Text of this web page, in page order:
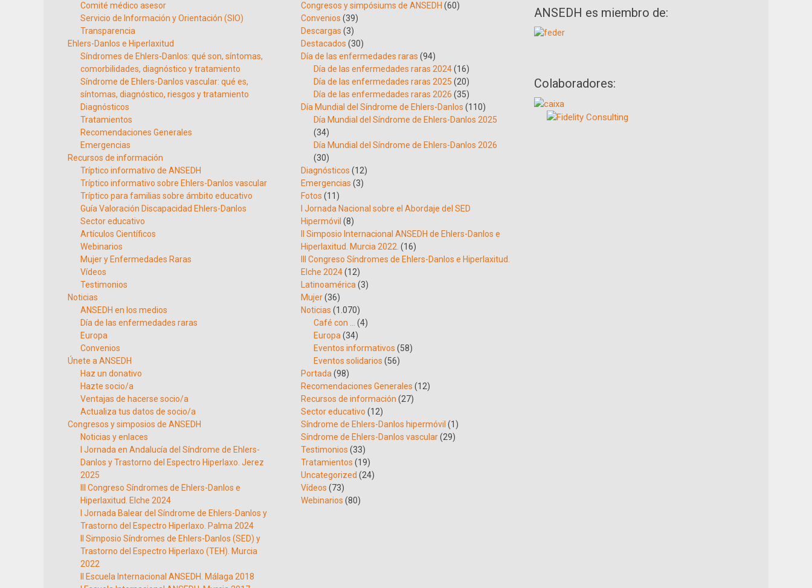
Comité médico asesor
Servicio de Información y Orientación (SIO)
Transparencia
Ehlers-Danlos e Hiperlaxitud
Síndromes de Ehlers-Danlos: qué son, síntomas,
comorbilidades, diagnóstico y tratamiento
Síndrome de Ehlers-Danlos vascular: qué es,
síntomas, diagnóstico, riesgos y tratamiento
Diagnósticos
Tratamientos
Recomendaciones Generales
Emergencias
Recursos de información
Tríptico informativo de ANSEDH
Tríptico informativo sobre Ehlers-Danlos vascular
Tríptico para familias sobre ámbito educativo
Guía Valoración Discapacidad Ehlers-Danlos
Sector educativo
Artículos Científicos
Webinarios
Mujer y Enfermedades Raras
Vídeos
Testimonios
Noticias
ANSEDH en los medios
Día de las enfermedades raras
Europa
Convenios
Únete a ANSEDH
Haz un donativo
Hazte socio/a
Ventajas de hacerse socio/a
Actualiza tus datos de socio/a
Congresos y simposios de ANSEDH
Noticias y enlaces
I Jornada en Andalucía del Síndrome de Ehlers-
Danlos y Trastorno del Espectro Hiperlaxo. Jerez
2025
III Congreso Síndromes de Ehlers-Danlos e
Hiperlaxitud. Elche 2024
I Jornada Balear del Síndrome de Ehlers-Danlos y
Trastorno del Espectro Hiperlaxo. Palma 2024
II Simposio Síndromes de Ehlers-Danlos (SED) y
Trastorno del Espectro Hiperlaxo (TEH). Murcia
2022
II Escuela Internacional ANSEDH. Málaga 2018
Congresos y simpósiums de ANSEDH (60)
Convenios (39)
Descargas (3)
Destacados (30)
Día de las enfermedades raras (94)
Día de las enfermedades raras 2024(16)
Día de las enfermedades raras 2025 (20)
Día de las enfermedades raras 2026 (35)
Día Mundial del Síndrome de Ehlers-Danlos (110)
Día Mundial del Síndrome de Ehlers-Danlos 2025
(34)
Día Mundial del Síndrome de Ehlers-Danlos 2026
(30)
Diagnósticos (12)
Emergencias (3)
Fotos (11)
I Jornada Nacional sobre el Abordaje del SED
Hipermóvil (8)
II Simposio Internacional ANSEDH de Ehlers-Danlos e
Hiperlaxitud. Murcia 2022. (16)
III Congreso Síndromes de Ehlers-Danlos e Hiperlaxitud.
Elche 2024(12)
Latinoamérica (3)
Mujer(36)
Noticias (1.070)
Café con …
(4)
Europa (34)
Eventos informativos (58)
Eventos solidarios (56)
Portada (98)
Recomendaciones Generales (12)
Recursos de información (27)
Sector educativo (12)
Síndrome de Ehlers-Danlos hipermóvil (1)
Síndrome de Ehlers-Danlos vascular(29)
Testimonios (33)
Tratamientos (19)
Uncategorized (24)
Vídeos (73)
Webinarios (80)
ANSEDH es miembro de:
Colaboradores: